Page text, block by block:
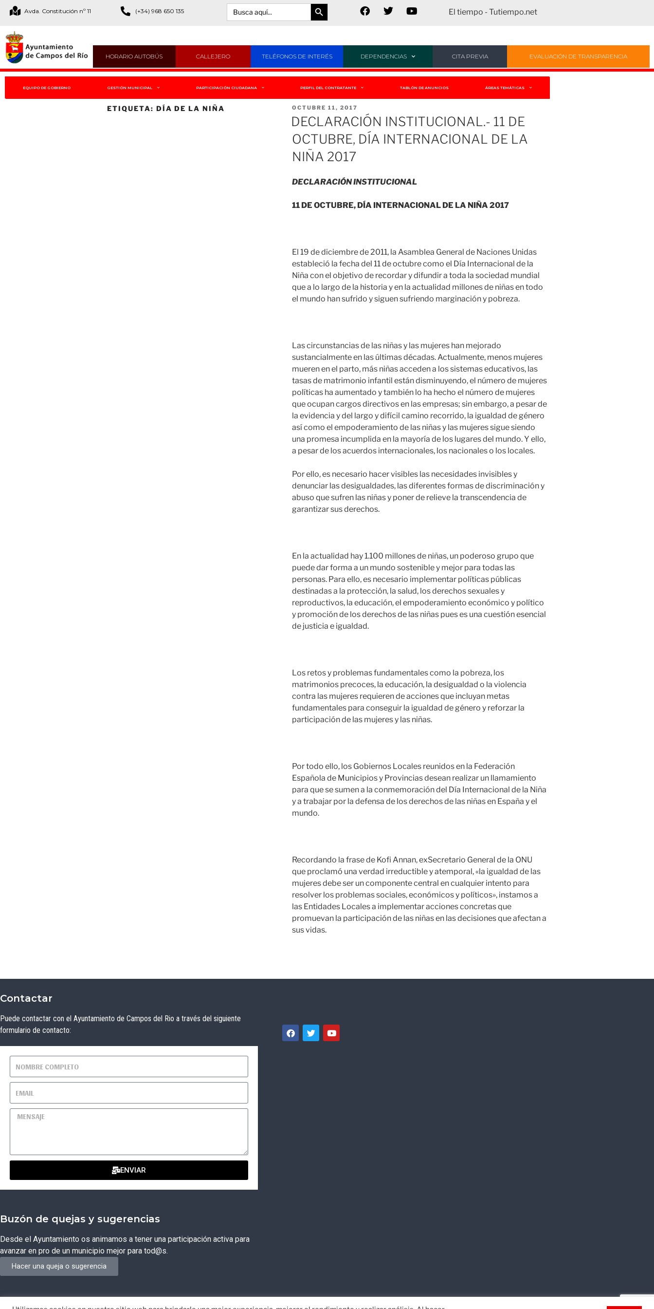
Avda. Constitución nº 11 (+34) 968 650 135 Buscar:
Botón de búsqueda
El tiempo - Tutiempo.net
HORARIO AUTOBÚS CALLEJERO TELÉFONOS DE INTERÉS DEPENDENCIAS CITA PREVIA EVALUACIÓN DE TRANSPARENCIA
EQUIPO DE GOBIERNO GESTIÓN MUNICIPAL PARTICIPACIÓN CIUDADANA PERFIL DEL CONTRATANTE TABLÓN DE ANUNCIOS ÁREAS TEMÁTICAS
ETIQUETA: DÍA DE LA NIÑA OCTUBRE 11, 2017
DECLARACIÓN INSTITUCIONAL.- 11 DE
OCTUBRE, DÍA INTERNACIONAL DE LA
NIÑA 2017
DECLARACIÓN INSTITUCIONAL
11 DE OCTUBRE, DÍA INTERNACIONAL DE LA NIÑA 2017
El 19 de diciembre de 2011, la Asamblea General de Naciones Unidas
estableció la fecha del 11 de octubre como el Día Internacional de la
Niña con el objetivo de recordar y difundir a toda la sociedad mundial
que a lo largo de la historia y en la actualidad millones de niñas en todo
el mundo han sufrido y siguen sufriendo marginación y pobreza.
Las circunstancias de las niñas y las mujeres han mejorado
sustancialmente en las últimas décadas. Actualmente, menos mujeres
mueren en el parto, más niñas acceden a los sistemas educativos, las
tasas de matrimonio infantil están disminuyendo, el número de mujeres
políticas ha aumentado y también lo ha hecho el número de mujeres
que ocupan cargos directivos en las empresas; sin embargo, a pesar de
la evidencia y del largo y difícil camino recorrido, la igualdad de género
así como el empoderamiento de las niñas y las mujeres sigue siendo
una promesa incumplida en la mayoría de los lugares del mundo. Y ello,
a pesar de los acuerdos internacionales, los nacionales o los locales.
Por ello, es necesario hacer visibles las necesidades invisibles y
denunciar las desigualdades, las diferentes formas de discriminación y
abuso que sufren las niñas y poner de relieve la transcendencia de
garantizar sus derechos.
En la actualidad hay 1.100 millones de niñas, un poderoso grupo que
puede dar forma a un mundo sostenible y mejor para todas las
personas. Para ello, es necesario implementar políticas públicas
destinadas a la protección, la salud, los derechos sexuales y
reproductivos, la educación, el empoderamiento económico y político
y promoción de los derechos de las niñas pues es una cuestión esencial
de justicia e igualdad.
Los retos y problemas fundamentales como la pobreza, los
matrimonios precoces, la educación, la desigualdad o la violencia
contra las mujeres requieren de acciones que incluyan metas
fundamentales para conseguir la igualdad de género y reforzar la
participación de las mujeres y las niñas.
Por todo ello, los Gobiernos Locales reunidos en la Federación
Española de Municipios y Provincias desean realizar un llamamiento
para que se sumen a la conmemoración del Día Internacional de la Niña
y a trabajar por la defensa de los derechos de las niñas en España y el
mundo.
Recordando la frase de Kofi Annan, exSecretario General de la ONU
que proclamó una verdad irreductible y atemporal, «la igualdad de las
mujeres debe ser un componente central en cualquier intento para
resolver los problemas sociales, económicos y políticos», instamos a
las Entidades Locales a implementar acciones concretas que
promuevan la participación de las niñas en las decisiones que afectan a
sus vidas.
Contactar
Puede contactar con el Ayuntamiento de Campos del Rio a través del siguiente
formulario de contacto:
ENVIAR
Buzón de quejas y sugerencias
Desde el Ayuntamiento os animamos a tener una participación activa para
avanzar en pro de un municipio mejor para tod@s.
Hacer una queja o sugerencia